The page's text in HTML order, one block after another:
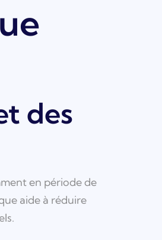
des
en période de
aide à réduire